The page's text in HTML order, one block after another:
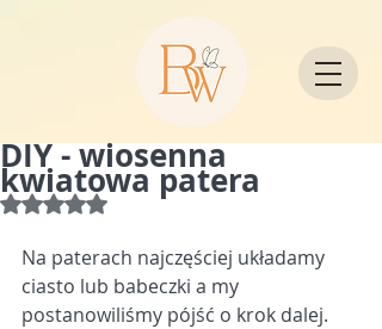
DIY - wiosenna
kwiatowa patera
Oceniono na NaN z 5 gwiazdek.
Na paterach najczęściej układamy
ciasto lub babeczki a my
postanowiliśmy pójść o krok dalej.